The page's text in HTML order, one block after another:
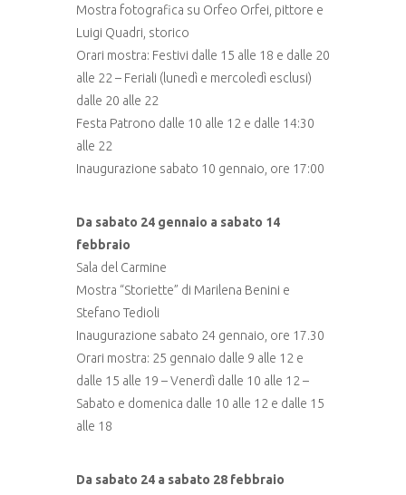
Mostra fotografica su Orfeo Orfei, pittore e
Luigi Quadri, storico
Orari mostra: Festivi dalle 15 alle 18 e dalle 20
alle 22 – Feriali (lunedì e mercoledì esclusi)
dalle 20 alle 22
Festa Patrono dalle 10 alle 12 e dalle 14:30
alle 22
Inaugurazione sabato 10 gennaio, ore 17:00
Da sabato 24 gennaio a sabato 14
febbraio
Sala del Carmine
Mostra “Storiette” di Marilena Benini e
Stefano Tedioli
Inaugurazione sabato 24 gennaio, ore 17.30
Orari mostra: 25 gennaio dalle 9 alle 12 e
dalle 15 alle 19 – Venerdì dalle 10 alle 12 –
Sabato e domenica dalle 10 alle 12 e dalle 15
alle 18
Da sabato 24 a sabato 28 febbraio